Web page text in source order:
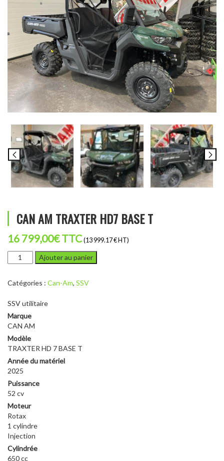
CAN AM TRAXTER HD7 BASE T
16 799,00€TTC (13 999.17 € HT)
quantité
de
AM
HD7
BASE
T
Ajouter au panier
Catégories : Can-Am, SSV
SSV utilitaire
Marque
CAN AM
Modèle
TRAXTER HD 7 BASE T
Année du matériel
2025
Puissance
52 cv
Moteur
Rotax
1 cylindre
Injection
Cylindrée
650 cc